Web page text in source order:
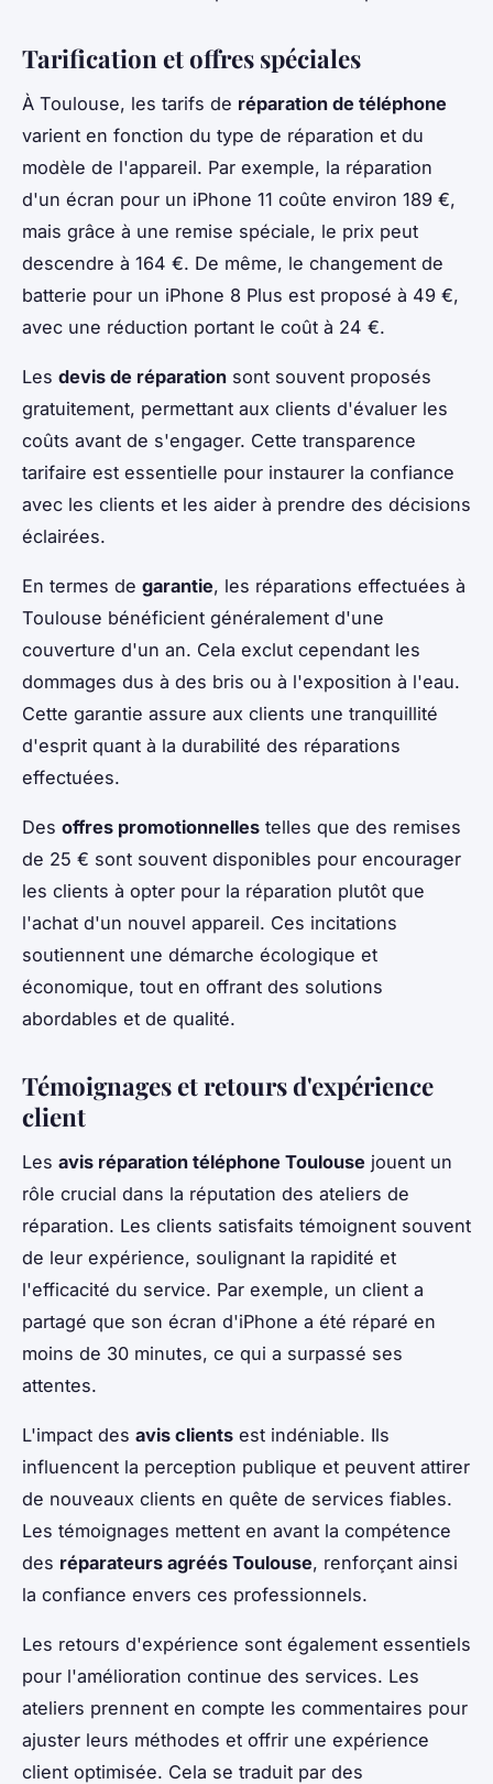
Tarification et offres spéciales
À Toulouse, les tarifs de réparation de téléphone
varient en fonction du type de réparation et du
modèle de l'appareil. Par exemple, la réparation
d'un écran pour un iPhone 11 coûte environ 189 €,
mais grâce à une remise spéciale, le prix peut
descendre à 164 €. De même, le changement de
batterie pour un iPhone 8 Plus est proposé à 49 €,
avec une réduction portant le coût à 24 €.
Les devis de réparation sont souvent proposés
gratuitement, permettant aux clients d'évaluer les
coûts avant de s'engager. Cette transparence
tarifaire est essentielle pour instaurer la confiance
avec les clients et les aider à prendre des décisions
éclairées.
En termes de garantie, les réparations effectuées à
Toulouse bénéficient généralement d'une
couverture d'un an. Cela exclut cependant les
dommages dus à des bris ou à l'exposition à l'eau.
Cette garantie assure aux clients une tranquillité
d'esprit quant à la durabilité des réparations
effectuées.
Des offres promotionnelles telles que des remises
de 25 € sont souvent disponibles pour encourager
les clients à opter pour la réparation plutôt que
l'achat d'un nouvel appareil. Ces incitations
soutiennent une démarche écologique et
économique, tout en offrant des solutions
abordables et de qualité.
Témoignages et retours d'expérience
client
Les avis réparation téléphone Toulouse jouent un
rôle crucial dans la réputation des ateliers de
réparation. Les clients satisfaits témoignent souvent
de leur expérience, soulignant la rapidité et
l'efficacité du service. Par exemple, un client a
partagé que son écran d'iPhone a été réparé en
moins de 30 minutes, ce qui a surpassé ses
attentes.
L'impact des avis clients est indéniable. Ils
influencent la perception publique et peuvent attirer
de nouveaux clients en quête de services fiables.
Les témoignages mettent en avant la compétence
des réparateurs agréés Toulouse, renforçant ainsi
la confiance envers ces professionnels.
Les retours d'expérience sont également essentiels
pour l'amélioration continue des services. Les
ateliers prennent en compte les commentaires pour
ajuster leurs méthodes et offrir une expérience
client optimisée. Cela se traduit par des